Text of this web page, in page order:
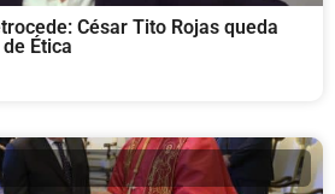
César Tito Rojas queda
Ética